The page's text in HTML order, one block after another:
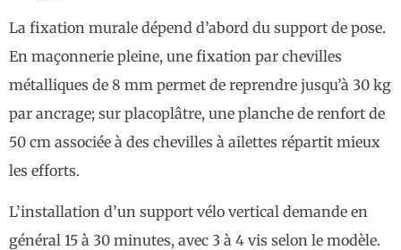
La fixation murale dépend d’abord du support de pose.
En maçonnerie pleine, une fixation par chevilles
métalliques de 8 mm permet de reprendre jusqu’à 30 kg
par ancrage; sur placoplâtre, une planche de renfort de
50 cm associée à des chevilles à ailettes répartit mieux
les efforts.
L’installation d’un support vélo vertical demande en
général 15 à 30 minutes, avec 3 à 4 vis selon le modèle.